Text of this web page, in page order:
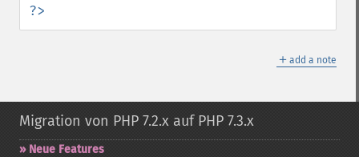
?>
＋ add a note
Migration von PHP 7.2.x auf PHP 7.3.x
Neue Features